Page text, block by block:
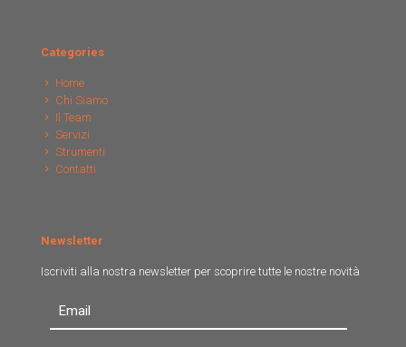
Categories
Home
Chi Siamo
Il Team
Servizi
Strumenti
Contatti
Newsletter
Iscriviti alla nostra newsletter per scoprire tutte le nostre novità